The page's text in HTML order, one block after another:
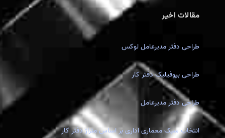
مقالات اخیر
طراحی دفتر مدیرعامل لوکس
طراحی بیوفیلیک دفتر کار
طراحی دفتر مدیرعامل
انتخاب سبک معماری اداری بر اساس متراژ دفتر کار